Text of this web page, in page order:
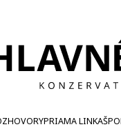
PRIAMA LINKA